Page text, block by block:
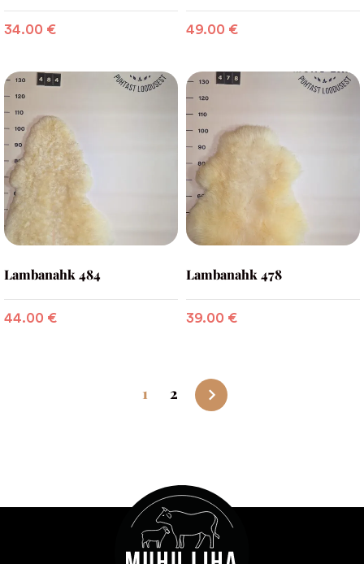
34.00 € 49.00 €
Lambanahk 484
44.00 €
Lambanahk 478
39.00 €
1 2